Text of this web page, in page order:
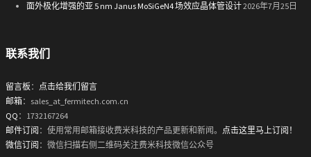
面外极化增强的亚 5 nm Janus MoSiGeN4 场效应晶体管设计2026年7月25日
联系我们
留言板 ： 点击给我们留言
邮箱：sales_at_fermitech.com.cn
QQ ：1732167264
邮件订阅 ：使用常用邮箱接收费米科技的产品更新和新闻。 点击这里马上订阅！
微信订阅 ：微信扫描右侧二维码关注费米科技微信公众号